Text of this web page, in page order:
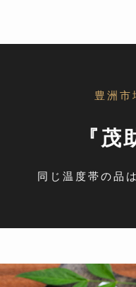
豊洲市
『茂
同じ温度帯の品